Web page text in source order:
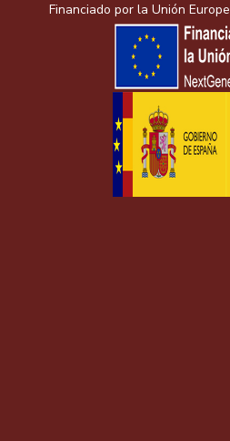
Financiado por la Unión